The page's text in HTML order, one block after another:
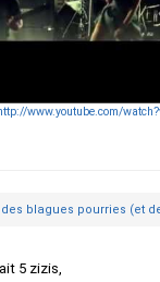
www.youtube.com/
blagues pourries (et
5 zizis,